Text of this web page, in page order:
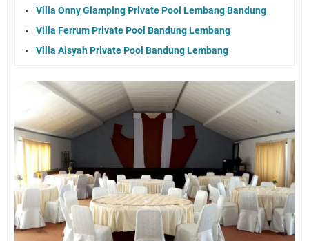
Villa Onny Glamping Private Pool Lembang Bandung
Villa Ferrum Private Pool Bandung Lembang
Villa Aisyah Private Pool Bandung Lembang